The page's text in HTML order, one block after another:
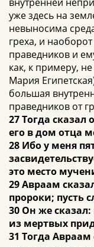
уже здесь на
невыносима
греха, и
праведников и
как, к примеру,
Мария
большая
праведников от
27 Тогда
его в дом отца
28 Ибо у меня
это место
29 Авраам
пророки; пусть
30 Он же
из мертвых
31 Тогда